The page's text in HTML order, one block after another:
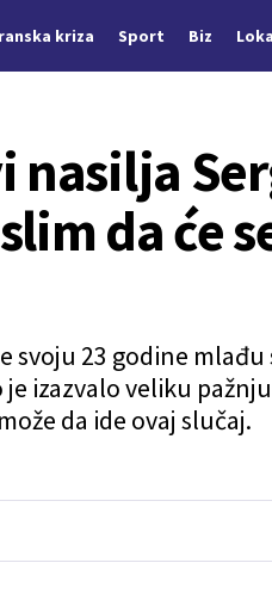
kriza Sport Biz
nasilja
da će
svoju 23 godine
izazvalo veliku
da ide ovaj slučaj.